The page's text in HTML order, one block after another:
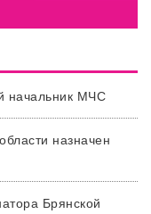
начальник МЧС
назначен
Брянской